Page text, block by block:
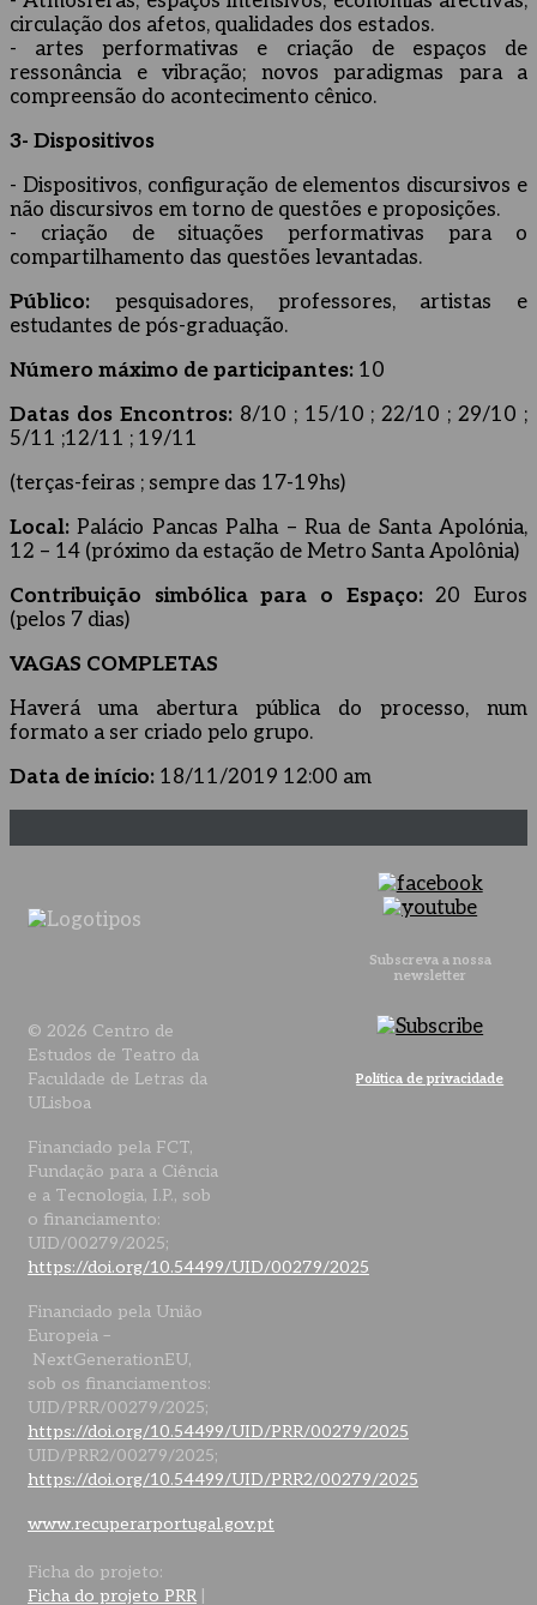
circulação dos afetos, qualidades dos estados.
- artes performativas e criação de espaços de
ressonância e vibração; novos paradigmas para a
compreensão do acontecimento cênico.
3- Dispositivos
- Dispositivos, configuração de elementos discursivos e
não discursivos em torno de questões e proposições.
- criação de situações performativas para o
compartilhamento das questões levantadas.
Público: pesquisadores, professores, artistas e
estudantes de pós-graduação.
Número máximo de participantes: 10
Datas dos Encontros:8/10 ; 15/10 ; 22/10 ; 29/10 ;
5/11 ;12/11 ; 19/11
(terças-feiras ; sempre das 17-19hs)
Local: Palácio Pancas Palha – Rua de Santa Apolónia,
12 – 14 (próximo da estação de Metro Santa Apolônia)
Contribuição simbólica para o Espaço:20 Euros
(pelos 7 dias)
VAGAS COMPLETAS
Haverá uma abertura pública do processo, num
formato a ser criado pelo grupo.
Data de início: 18/11/2019 12:00 am
© 2026 Centro de
Estudos de Teatro da
Faculdade de Letras da
ULisboa
Financiado pela FCT,
Fundação para a Ciência
e a Tecnologia, I.P., sob
o financiamento:
UID/00279/2025;
https://doi.org/10.54499/UID/00279/2025
Financiado pela União
Europeia –
NextGenerationEU,
sob os financiamentos:
UID/PRR/00279/2025;
https://doi.org/10.54499/UID/PRR/00279/2025
UID/PRR2/00279/2025;
https://doi.org/10.54499/UID/PRR2/00279/2025
www.recuperarportugal.gov.pt
Ficha do projeto:
Ficha do projeto PRR
Subscreva a nossa
newsletter
Política de privacidade